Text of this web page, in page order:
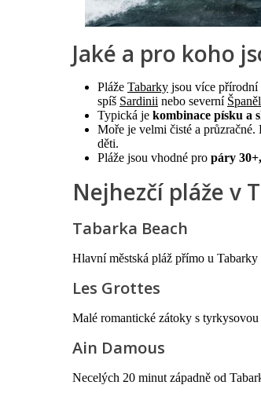
Jaké a pro koho
Pláže Tabarky jsou více přírodní
spíš Sardinii nebo severní
Typická je kombinace písku a
Moře je velmi čisté a
děti.
Pláže jsou vhodné pro páry
Nejhezčí pláže v
Tabarka Beach
Hlavní městská pláž přímo u
Les Grottes
Malé romantické zátoky s
Ain Damous
Necelých 20 minut západně od